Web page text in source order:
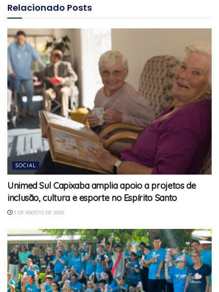
Relacionado Posts
SOCIAL
Unimed Sul Capixaba amplia apoio a projetos de
inclusão, cultura e esporte no Espírito Santo
5 DE AGOSTO DE 2026